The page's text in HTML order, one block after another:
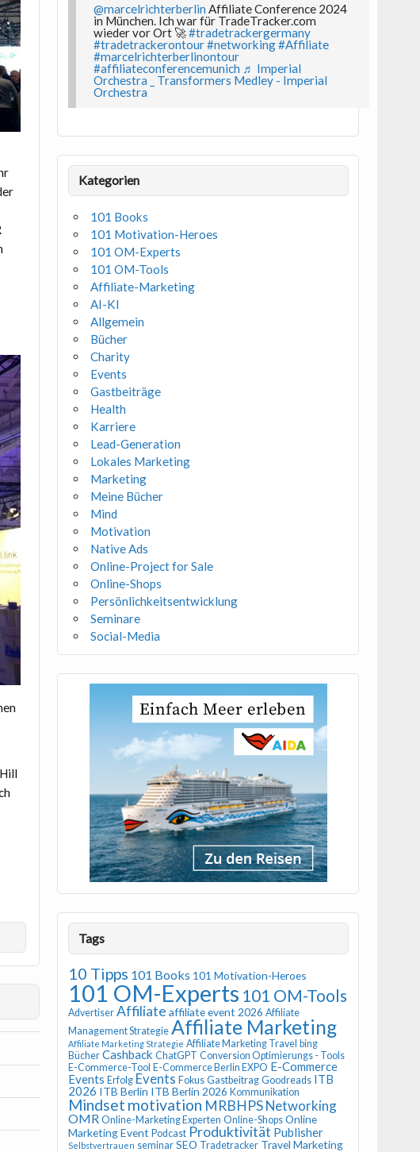
@marcelrichterberlin Affiliate Conference 2024
in München. Ich war für TradeTracker.com
wieder vor Ort 🚀#tradetrackergermany
#tradetrackerontour#networking#Affiliate
#marcelrichterberlinontour
#affiliateconferencemunich ♬ Imperial
Orchestra _ Transformers Medley - Imperial
Orchestra
Kategorien
101 Books
101 Motivation-Heroes
101 OM-Experts
101 OM-Tools
Affiliate-Marketing
AI-KI
Allgemein
Bücher
Charity
Events
Gastbeiträge
Health
Karriere
Lead-Generation
Lokales Marketing
Marketing
Meine Bücher
Mind
Motivation
Native Ads
Online-Project for Sale
Online-Shops
Persönlichkeitsentwicklung
Seminare
Social-Media
Tags
10 Tipps 101 Books 101 Motivation-Heroes
101 OM-Experts 101 OM-Tools
Advertiser Affiliate affiliate event 2026 Affiliate
Management Strategie Affiliate Marketing
Affiliate Marketing Strategie Affiliate Marketing Travel bing
Bücher Cashback ChatGPT Conversion Optimierungs - Tools
E-Commerce-Tool E-Commerce Berlin EXPO E-Commerce
Events Erfolg Events Fokus Gastbeitrag Goodreads ITB
2026 ITB Berlin ITB Berlin 2026 Kommunikation
Mindset motivation MRBHPS Networking
OMR Online-Marketing Experten Online-Shops Online
Marketing Event Podcast Produktivität Publisher
Selbstvertrauen seminar SEO Tradetracker Travel Marketing